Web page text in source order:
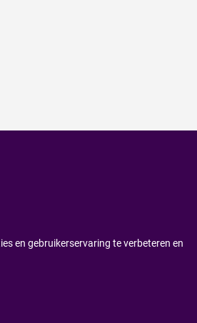
en gebruikerservaring te verbeteren en